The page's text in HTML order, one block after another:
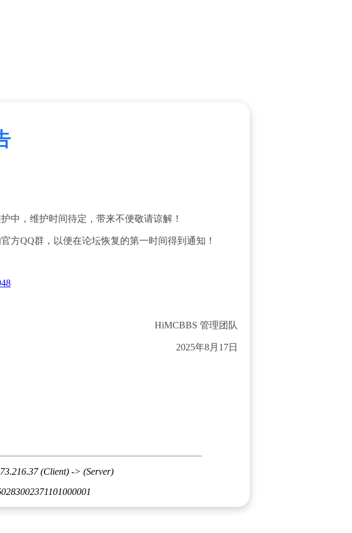
中，维护时间待定，带来不便敬请谅解！
方QQ群，以便在论坛恢复的第一时间得到通知！
HiMCBBS 管理团队
2025年8月17日
(Client) -> (Server)